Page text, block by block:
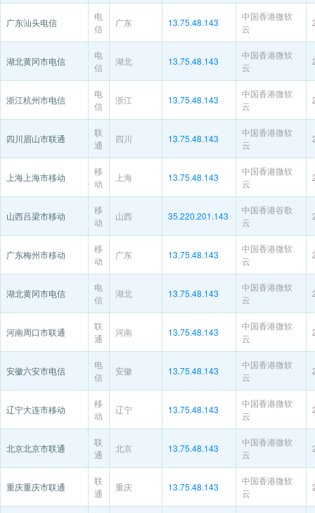
广东汕头电信
电
信
广东 13.75.48.143
中国香港微软
云
湖北黄冈市电信
电
信
湖北 13.75.48.143
中国香港微软
云
浙江杭州市电信
电
信
浙江 13.75.48.143
中国香港微软
云
四川眉山市联通
联
通
四川 13.75.48.143
中国香港微软
云
上海上海市移动
移
动
上海 13.75.48.143
中国香港微软
云
山西吕梁市移动
移
动
山西 35.220.201.143
中国香港谷歌
云
广东梅州市移动
移
动
广东 13.75.48.143
中国香港微软
云
湖北黄冈市电信
电
信
湖北 13.75.48.143
中国香港微软
云
河南周口市联通
联
通
河南 13.75.48.143
中国香港微软
云
安徽六安市电信
电
信
安徽 13.75.48.143
中国香港微软
云
辽宁大连市移动
移
动
辽宁 13.75.48.143
中国香港微软
云
北京北京市联通
联
通
北京 13.75.48.143
中国香港微软
云
重庆重庆市联通
联
通
重庆 13.75.48.143
中国香港微软
云